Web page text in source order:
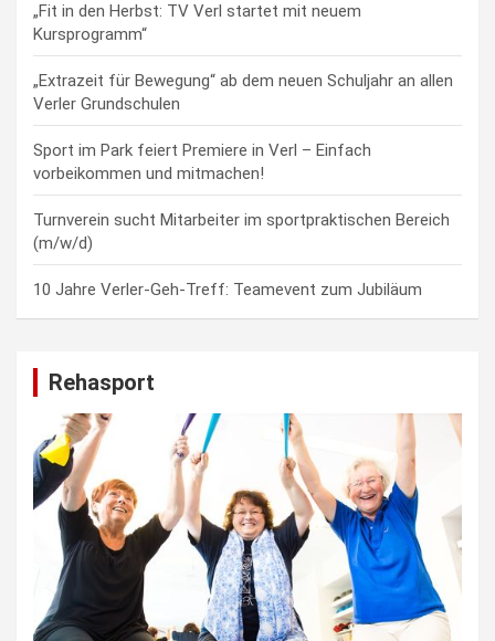
„Fit in den Herbst: TV Verl startet mit neuem
Kursprogramm“
„Extrazeit für Bewegung“ ab dem neuen Schuljahr an allen
Verler Grundschulen
Sport im Park feiert Premiere in Verl – Einfach
vorbeikommen und mitmachen!
Turnverein sucht Mitarbeiter im sportpraktischen Bereich
(m/w/d)
10 Jahre Verler-Geh-Treff: Teamevent zum Jubiläum
Rehasport